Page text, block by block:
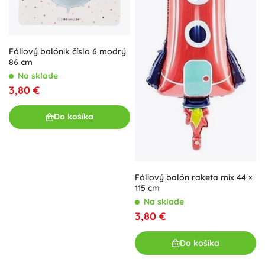
Fóliový balónik číslo 6 modrý
86 cm
Na sklade
3,80 €
Do košíka
Fóliový balón raketa mix 44 ×
115 cm
Na sklade
3,80 €
Do košíka